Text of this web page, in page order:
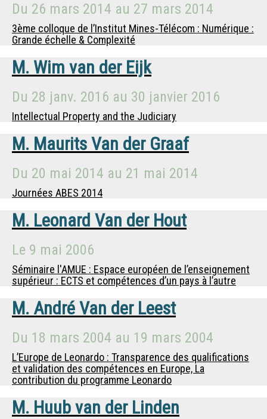
Du 26 mars 2014 au 27 mars 2014
3ème colloque de l’Institut Mines-Télécom : Numérique :
Grande échelle & Complexité
M. Wim van der Eijk
Du 28 janv. 2016 au 30 janvier 2016
Intellectual Property and the Judiciary
M. Maurits Van der Graaf
Du 20 mai 2014 au 21 mai 2014
Journées ABES 2014
M. Leonard Van der Hout
Le 9 mai 2006
Séminaire l'AMUE : Espace européen de l’enseignement
supérieur : ECTS et compétences d’un pays à l’autre
M. André Van der Leest
Du 18 mars 2004 au 19 mars 2004
L’Europe de Leonardo : Transparence des qualifications
et validation des compétences en Europe, La
contribution du programme Leonardo
M. Huub van der Linden